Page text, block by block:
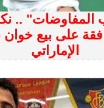
المفاوضات"
على بيع خوان
الإماراتي